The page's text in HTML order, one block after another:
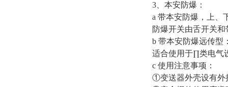
3、本安防爆：
a 带本安防爆，上、
防爆开关由舌开关
b 带本安防爆远传型
适合使用于∏类电气
c 使用注意事项：
①变送器外壳设有外